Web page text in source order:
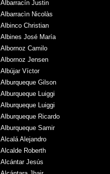
Albarracín Justin
Albarracìn Nicolàs
Albinco Christian
Albines José María
Albornoz Camilo
Albornoz Jensen
Albújar Víctor
Alburqueque Gilson
Alburqueque Luiggi
Alburqueque Luiggi
Alburqueque Ricardo
Alburqueque Samir
Alcalá Alejandro
Alcalde Roberth
Alcántar Jesús